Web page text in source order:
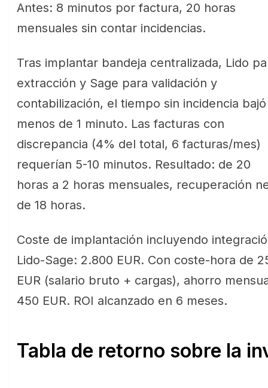
Antes: 8 minutos por factura, 20 horas
mensuales sin contar incidencias.
Tras implantar bandeja centralizada, Lido
extracción y Sage para validación y
contabilización, el tiempo sin incidencia
menos de 1 minuto. Las facturas con
discrepancia (4% del total, 6 facturas/mes)
requerían 5-10 minutos. Resultado: de 20
horas a 2 horas mensuales, recuperación
de 18 horas.
Coste de implantación incluyendo
Lido-Sage: 2.800 EUR. Con coste-hora de
EUR (salario bruto + cargas), ahorro
450 EUR. ROI alcanzado en 6 meses.
Tabla de retorno sobre la